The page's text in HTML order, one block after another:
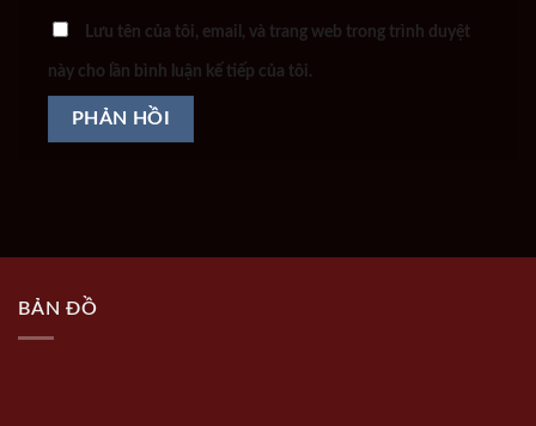
Lưu tên của tôi, email, và trang web trong trình duyệt
này cho lần bình luận kế tiếp của tôi.
BẢN ĐỒ